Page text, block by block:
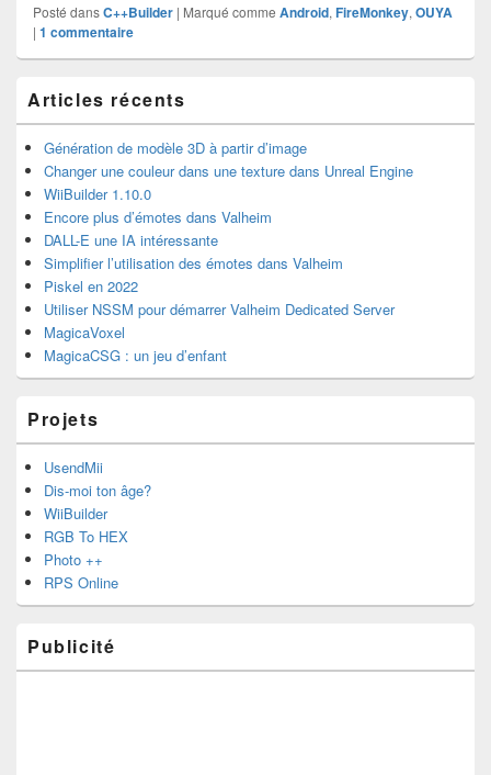
Posté dansC++Builder | Marqué comme Android, FireMonkey, OUYA
| 1 commentaire
principale
de
widget
pour
barre
latérale
Articles récents
Génération de modèle 3D à partir d’image
Changer une couleur dans une texture dans Unreal Engine
WiiBuilder 1.10.0
Encore plus d’émotes dans Valheim
DALL-E une IA intéressante
Simplifier l’utilisation des émotes dans Valheim
Piskel en 2022
Utiliser NSSM pour démarrer Valheim Dedicated Server
MagicaVoxel
MagicaCSG : un jeu d’enfant
Projets
UsendMii
Dis-moi ton âge?
WiiBuilder
RGB To HEX
Photo ++
RPS Online
Publicité